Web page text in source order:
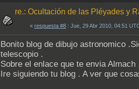
re.: Ocultación de las Pléyades y
« respuesta #8 : Jue, 29 Abr 2010, 04:51
Bonito blog de dibujo astronomico
telescopio .
Sobre el enlace que te envia
Ire siguiendo tu blog . A ver que